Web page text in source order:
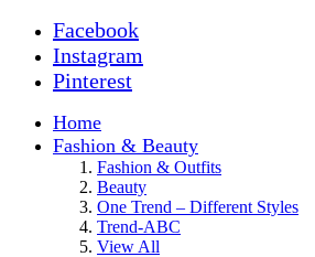
Facebook
Instagram
Pinterest
Home
Fashion & Beauty
Fashion & Outfits
Beauty
One Trend – Different Styles
Trend-ABC
View All